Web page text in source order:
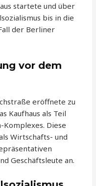
startete und über
bis in die
der Berliner
vor dem
eröffnete zu
Kaufhaus als Teil
Diese
Wirtschafts- und
Geschäftsleute an.